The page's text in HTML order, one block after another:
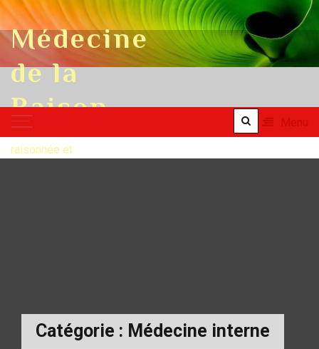
Skip to content
Médecine
de la
Raison
une médecine
raisonnée et
Catégorie : Médecine interne